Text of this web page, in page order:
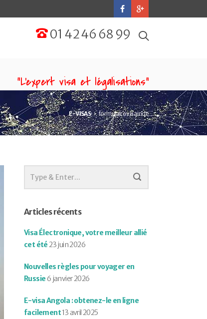
01 42 46 68 99
“L'expert visa et légalisations”
E-VISAS formulaire visa inde
Articles récents
Visa Électronique, votre meilleur allié
cet été23 juin 2026
Nouvelles règles pour voyager en
Russie 6 janvier 2026
E-visa Angola : obtenez-le en ligne
facilement13 avril 2025